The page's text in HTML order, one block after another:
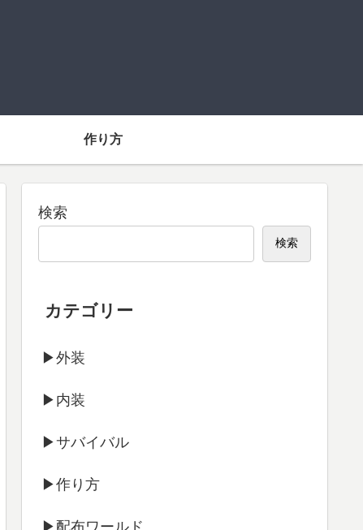
作り方
検索
検索
カテゴリー
▶外装
▶内装
▶サバイバル
▶作り方